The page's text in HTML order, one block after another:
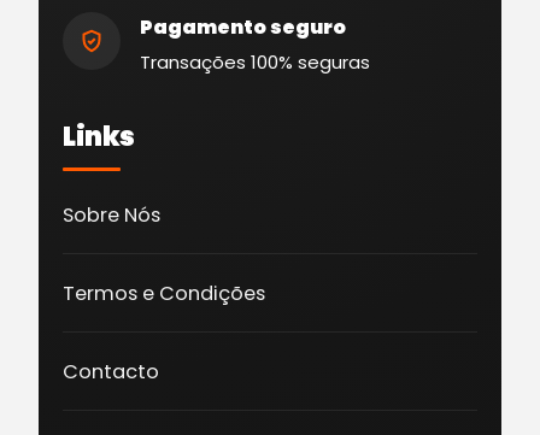
Pagamento seguro
Transações 100% seguras
Links
Sobre Nós
Termos e Condições
Contacto